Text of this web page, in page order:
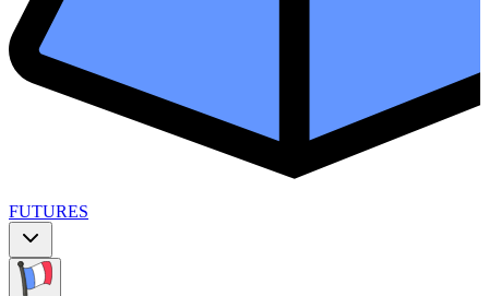
FUTURES